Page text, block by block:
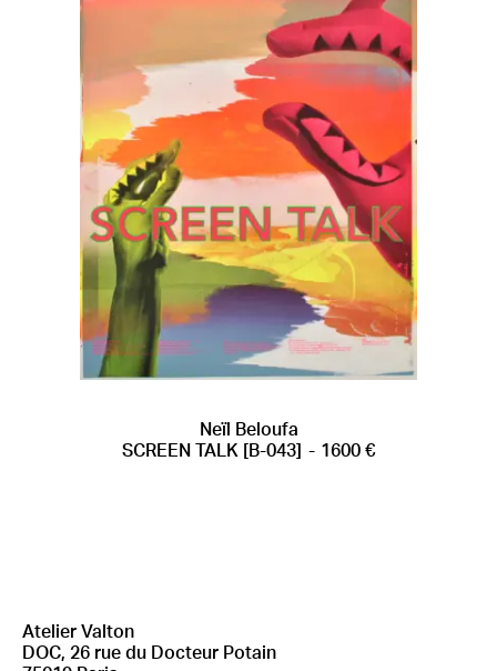
AJOUTER AU PANIER
Neïl Beloufa
SCREEN TALK [B-043]
1600 €
Atelier Valton
DOC, 26 rue du Docteur Potain